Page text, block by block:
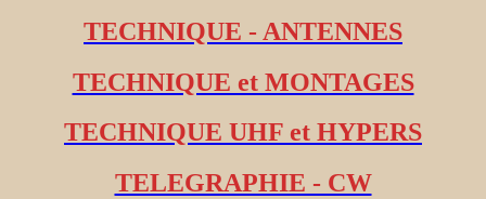
TECHNIQUE - ANTENNES
TECHNIQUE et MONTAGES
TECHNIQUE UHF et HYPERS
TELEGRAPHIE - CW